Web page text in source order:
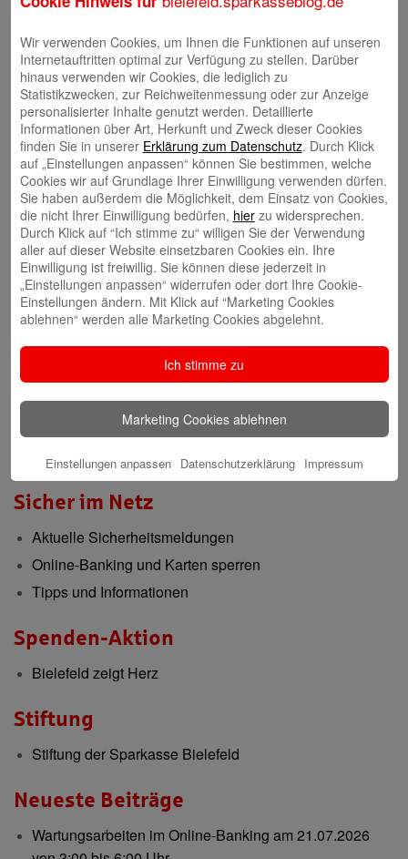
Filialen
Filialen und Geldautomaten
Internet-Filiale und Online-Banking
Video-Beratung in der Internet-Filiale
Gründerberatung
GründerCenter
Immobilien
ImmobilienCenter
Verantwortungsvoll für die Menschen und die Region
Presse-Center
Aktuelle Meldungen
Sicher im Netz
Aktuelle Sicherheitsmeldungen
Online-Banking und Karten sperren
Tipps und Informationen
Spenden-Aktion
Bielefeld zeigt Herz
Stiftung
Stiftung der Sparkasse Bielefeld
Neueste Beiträge
Wartungsarbeiten im Online-Banking am 21.07.2026
Wir verwenden Cookies, um Ihnen die Funktionen auf unseren
Internetauftritten optimal zur Verfügung zu stellen. Darüber
hinaus verwenden wir Cookies, die lediglich zu
Statistikzwecken, zur Reichweitenmessung oder zur Anzeige
personalisierter Inhalte genutzt werden. Detaillierte
Informationen über Art, Herkunft und Zweck dieser Cookies
finden Sie in unserer Erklärung zum Datenschutz. Durch Klick
auf „Einstellungen anpassen“ können Sie bestimmen, welche
Cookies wir auf Grundlage Ihrer Einwilligung verwenden dürfen.
Sie haben außerdem die Möglichkeit, dem Einsatz von Cookies,
die nicht Ihrer Einwilligung bedürfen, hierzu widersprechen.
Durch Klick auf “Ich stimme zu“ willigen Sie der Verwendung
aller auf dieser Website einsetzbaren Cookies ein. Ihre
Einwilligung ist freiwillig. Sie können diese jederzeit in
„Einstellungen anpassen“ widerrufen oder dort Ihre Cookie-
Einstellungen ändern. Mit Klick auf “Marketing Cookies
ablehnen“ werden alle Marketing Cookies abgelehnt.
Ich stimme zu
Marketing Cookies ablehnen
Einstellungen anpassen Datenschutzerklärung Impressum